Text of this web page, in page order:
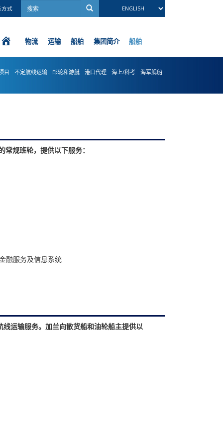
方式
物流 运输 船舶 集团简介 船舶
目 不定航线运输 邮轮和游艇 港口代理 海上/科考 海军舰船
规班轮，提供以下服务：
融服务及信息系统
运输服务。加兰向散货船和油轮船主提供以